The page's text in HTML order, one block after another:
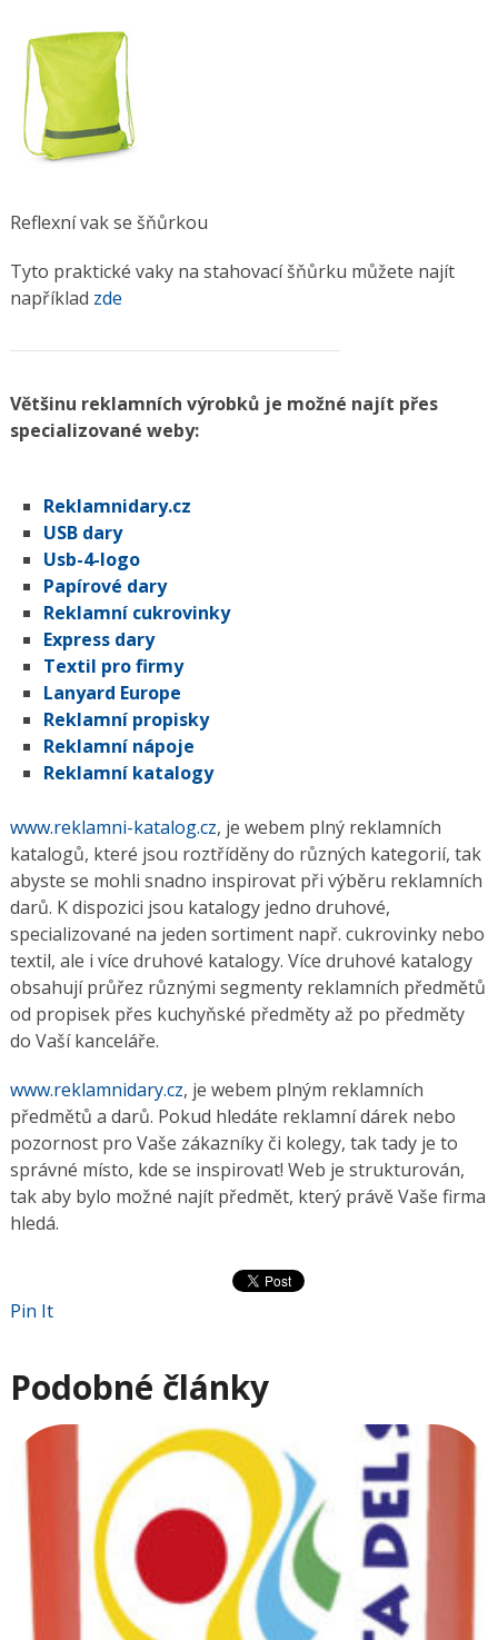
Reflexní vak se šňůrkou
Tyto praktické vaky na stahovací šňůrku můžete najít
například zde
Většinu reklamních výrobků je možné najít přes
specializované weby:
Reklamnidary.cz
USB dary
Usb-4-logo
Papírové dary
Reklamní cukrovinky
Express dary
Textil pro firmy
Lanyard Europe
Reklamní propisky
Reklamní nápoje
Reklamní katalogy
www.reklamni-katalog.cz, je webem plný reklamních
katalogů, které jsou roztříděny do různých kategorií, tak
abyste se mohli snadno inspirovat při výběru reklamních
darů. K dispozici jsou katalogy jedno druhové,
specializované na jeden sortiment např. cukrovinky nebo
textil, ale i více druhové katalogy. Více druhové katalogy
obsahují průřez různými segmenty reklamních předmětů
od propisek přes kuchyňské předměty až po předměty
do Vaší kanceláře.
www.reklamnidary.cz, je webem plným reklamních
předmětů a darů. Pokud hledáte reklamní dárek nebo
pozornost pro Vaše zákazníky či kolegy, tak tady je to
správné místo, kde se inspirovat! Web je strukturován,
tak aby bylo možné najít předmět, který právě Vaše firma
hledá.
Pin It
Podobné články